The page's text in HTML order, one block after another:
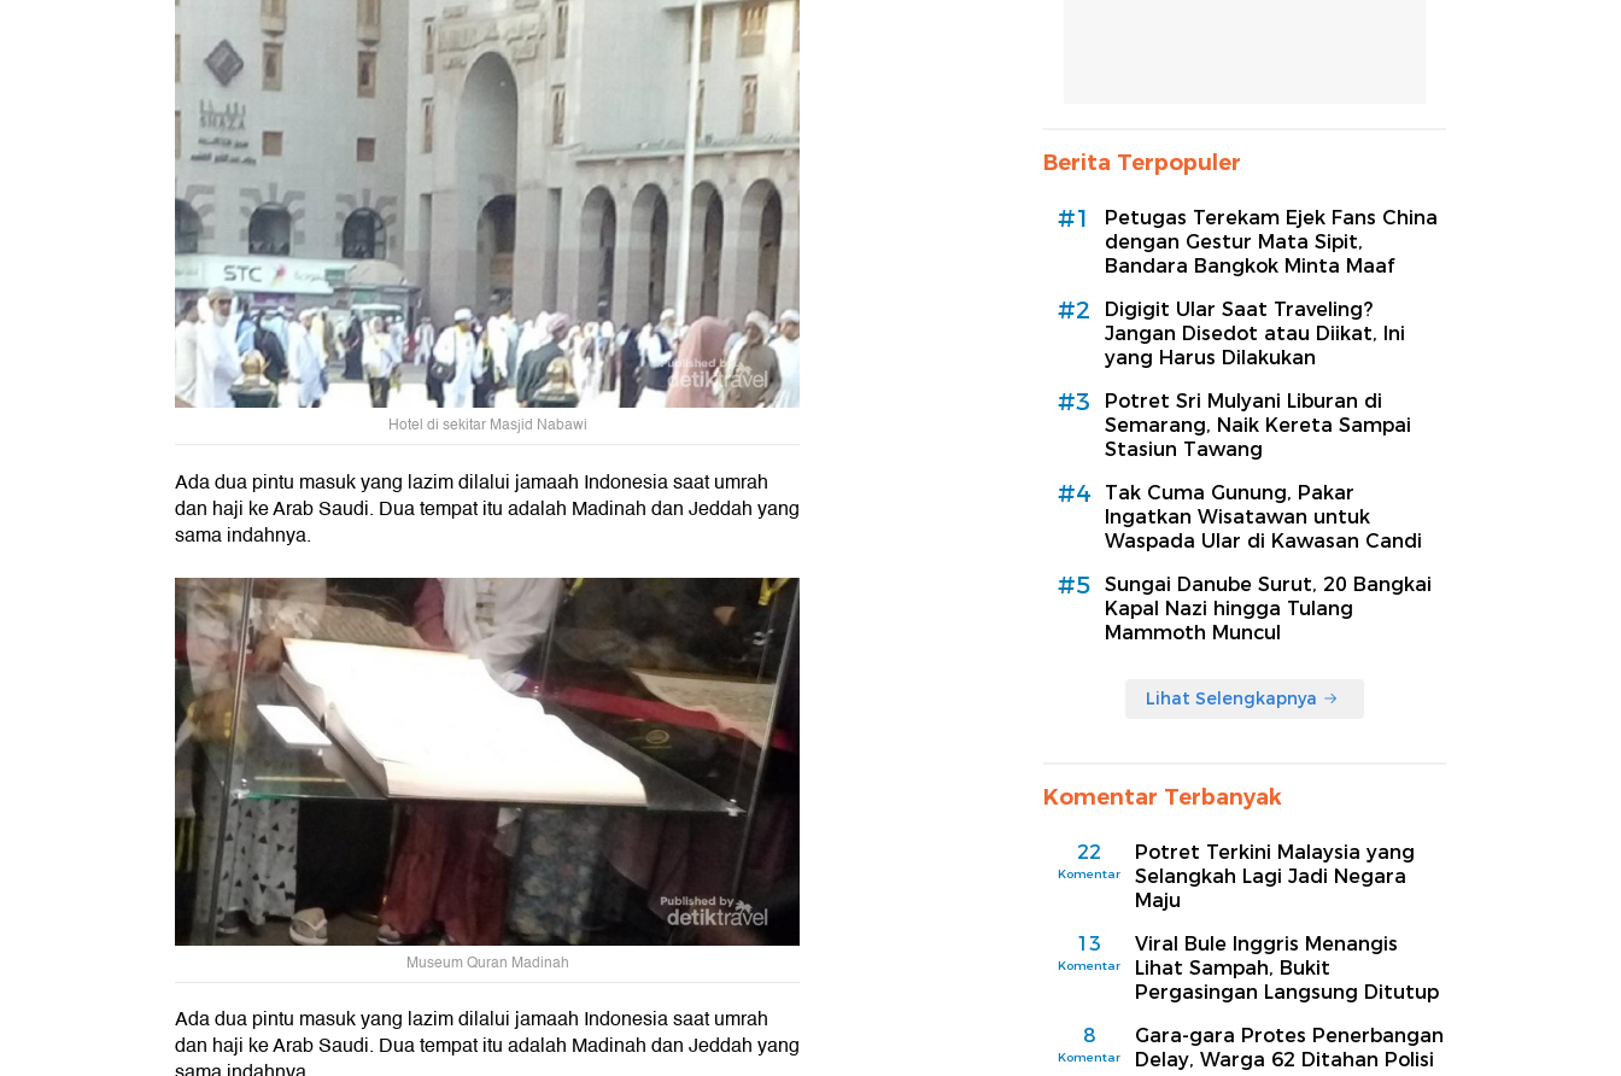
Hotel di sekitar Masjid Nabawi
Ada dua pintu masuk yang lazim dilalui jamaah Indonesia saat umrah
dan haji ke Arab Saudi. Dua tempat itu adalah Madinah dan Jeddah yang
sama indahnya.
Museum Quran Madinah
Ada dua pintu masuk yang lazim dilalui jamaah Indonesia saat umrah
dan haji ke Arab Saudi. Dua tempat itu adalah Madinah dan Jeddah yang
Berita Terpopuler
#1
Petugas Terekam Ejek Fans China
dengan Gestur Mata Sipit,
Bandara Bangkok Minta Maaf
#2
Digigit Ular Saat Traveling?
Jangan Disedot atau Diikat, Ini
yang Harus Dilakukan
#3
Potret Sri Mulyani Liburan di
Semarang, Naik Kereta Sampai
Stasiun Tawang
#4
Tak Cuma Gunung, Pakar
Ingatkan Wisatawan untuk
Waspada Ular di Kawasan Candi
#5
Sungai Danube Surut, 20 Bangkai
Kapal Nazi hingga Tulang
Mammoth Muncul
Lihat Selengkapnya
Komentar Terbanyak
22
Komentar
Potret Terkini Malaysia yang
Selangkah Lagi Jadi Negara
Maju
13
Komentar
Viral Bule Inggris Menangis
Lihat Sampah, Bukit
Pergasingan Langsung Ditutup
8
Komentar
Gara-gara Protes Penerbangan
Delay, Warga 62 Ditahan Polisi